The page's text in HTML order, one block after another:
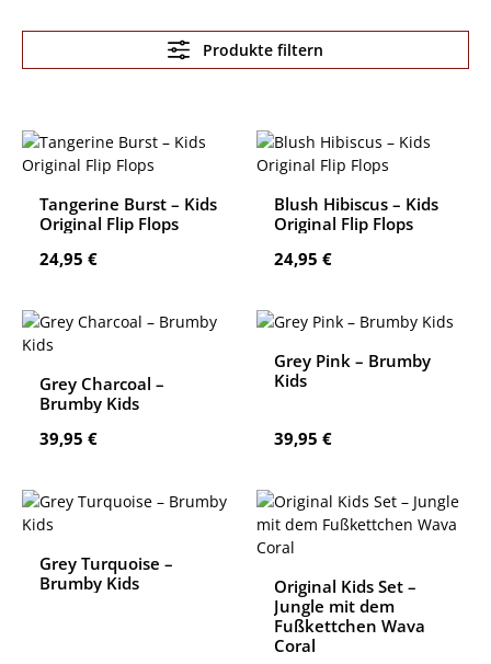
Produkte filtern
Tangerine Burst – Kids
Original Flip Flops
Regulärer Preis:
24,95 €
Blush Hibiscus – Kids
Original Flip Flops
Regulärer Preis:
24,95 €
Grey Charcoal –
Brumby Kids
Regulärer Preis:
39,95 €
Grey Pink – Brumby
Kids
Regulärer Preis:
39,95 €
Grey Turquoise –
Brumby Kids
Original Kids Set –
Jungle mit dem
Fußkettchen Wava
Coral